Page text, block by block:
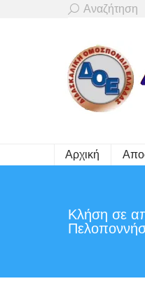
Search:
Αναζήτηση
Αρχική
Kλήση σε